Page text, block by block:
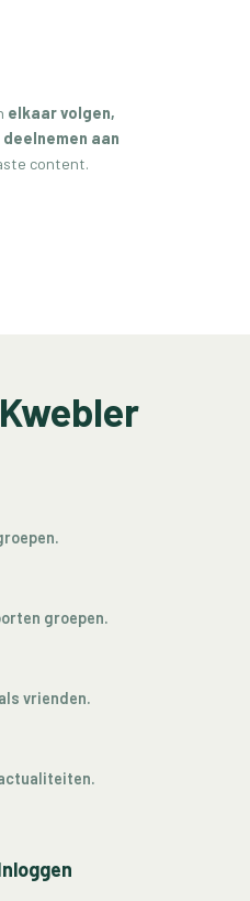
elkaar volgen,
aan
content.
groepen.
vrienden.